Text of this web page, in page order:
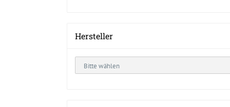
Hersteller